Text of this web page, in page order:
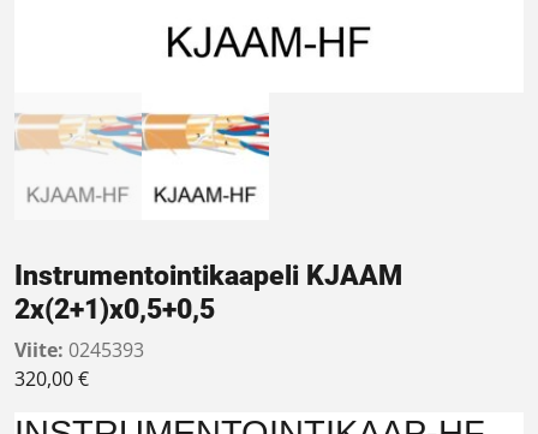
Instrumentointikaapeli KJAAM
2x(2+1)x0,5+0,5
Viite: 0245393
320,00€